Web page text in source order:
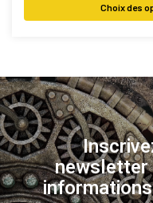
Choix des
newsletter